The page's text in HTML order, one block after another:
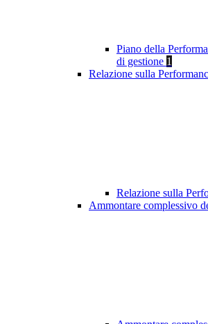
Piano della
di gestione 1
Relazione sulla
Relazione sulla
Ammontare complessivo